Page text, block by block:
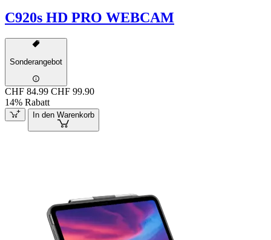
C920s HD PRO WEBCAM
Sonderangebot
CHF 84.99 CHF 99.90
14% Rabatt
In den Warenkorb